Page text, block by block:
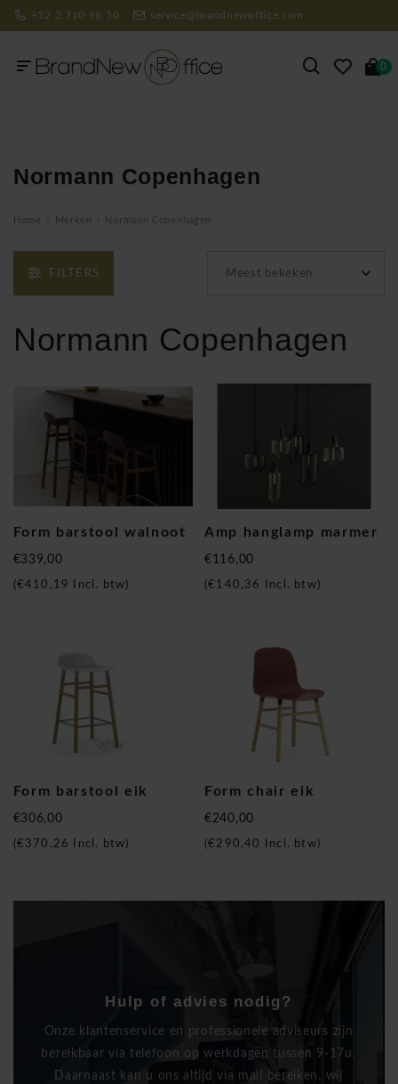
+32 2 310 98 30 service@brandnewoffice.com
0
Normann Copenhagen
Home Merken Normann Copenhagen
FILTERS Meest bekeken
Normann Copenhagen
Form barstool walnoot
€339,00
€410,19 Incl. btw)
Amp hanglamp marmer
€116,00
(€140,36 Incl. btw)
Form barstool eik
€306,00
(€370,26 Incl. btw)
Form chair eik
€240,00
(€290,40 Incl. btw)
Hulp of advies nodig?
Onze klantenservice en professionele adviseurs zijn
bereikbaar via telefoon op werkdagen tussen 9-17u.
Daarnaast kan u ons altijd via mail bereiken, wij